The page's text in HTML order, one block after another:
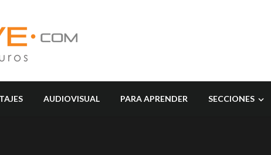
AUDIOVISUAL PARA APRENDER SECCIONES